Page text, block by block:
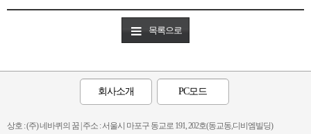
목록으로
회사소개 PC모드
상호 : (주) 네바퀴의 꿈 | 주소 : 서울시 마포구 동교로 191, 202호(동교동,디비엠빌딩)